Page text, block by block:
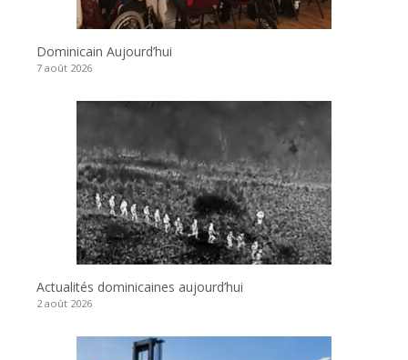
Dominicain Aujourd’hui
7 août 2026
Actualités dominicaines aujourd’hui
2 août 2026